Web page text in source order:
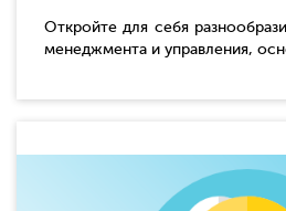
Откройте для себя
менеджмента и управления,